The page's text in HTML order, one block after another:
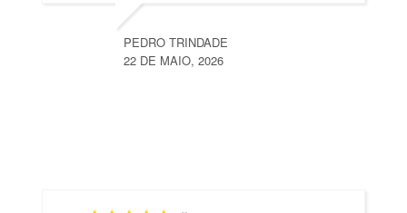
PEDRO TRINDADE
22 DE MAIO, 2026